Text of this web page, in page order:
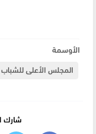
الأوسمة
المجلس الأعلى للشباب
شارك